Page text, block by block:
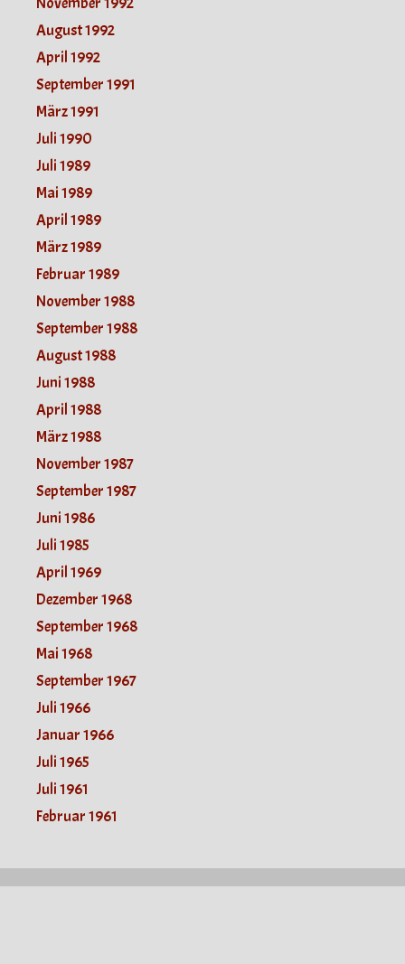
August 1992
April 1992
September 1991
März 1991
Juli 1990
Juli 1989
Mai 1989
April 1989
März 1989
Februar 1989
November 1988
September 1988
August 1988
Juni 1988
April 1988
März 1988
November 1987
September 1987
Juni 1986
Juli 1985
April 1969
Dezember 1968
September 1968
Mai 1968
September 1967
Juli 1966
Januar 1966
Juli 1965
Juli 1961
Februar 1961